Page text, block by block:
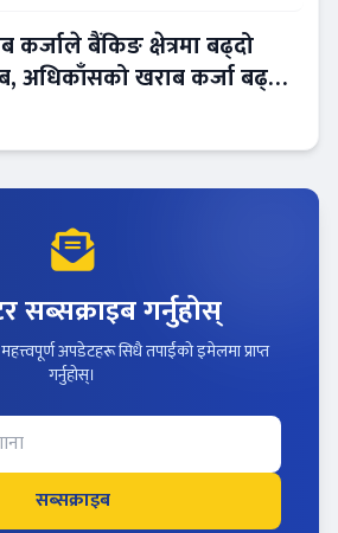
कर्जाले बैंकिङ क्षेत्रमा बढ्दो
अधिकाँसको खराब कर्जा बढ्दो
सब्सक्राइब गर्नुहोस्
महत्त्वपूर्ण अपडेटहरू सिधै तपाईंको इमेलमा प्राप्त
गर्नुहोस्।
सब्सक्राइब